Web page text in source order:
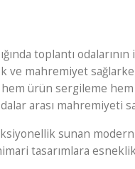
toplantı
ve mahremiyet
ürün sergileme hem
arası mahremiyeti
sunan modern
tasarımlara